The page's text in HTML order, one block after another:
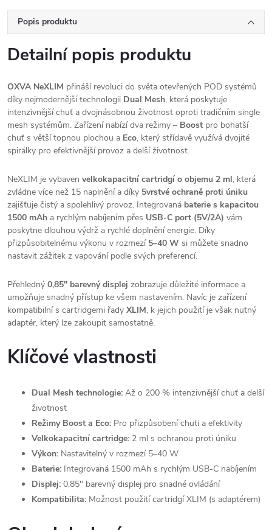
Popis produktu
Detailní popis produktu
OXVA NeXLIM přináší revoluci do světa otevřených POD systémů
díky nejmodernější technologii Dual Mesh, která poskytuje
intenzivnější chuť a dvojnásobnou životnost oproti tradičním single
mesh systémům. Zařízení nabízí dva režimy – Boost pro bohatší
chuť s větší topnou plochou a Eco, který střídavě využívá dvojité
spirálky pro efektivnější provoz a delší životnost.
NeXLIM je vybaven velkokapacitní cartridgí o objemu 2 ml, která
zvládne více než 15 naplnění a díky 5vrstvé ochraně proti úniku
zajišťuje čistý a spolehlivý provoz. Integrovaná baterie s kapacitou
1500 mAh a rychlým nabíjením přes USB-C port (5V/2A) vám
poskytne dlouhou výdrž a rychlé doplnění energie. Díky
přizpůsobitelnému výkonu v rozmezí 5–40 W si můžete snadno
nastavit zážitek z vapování podle svých preferencí.
Přehledný 0,85" barevný displej zobrazuje důležité informace a
umožňuje snadný přístup ke všem nastavením. Navíc je zařízení
kompatibilní s cartridgemi řady XLIM, k jejich použití je však nutný
adaptér, který lze zakoupit samostatně.
Klíčové vlastnosti
Dual Mesh technologie: Až o 200 % intenzivnější chuť a delší
životnost
Režimy Boost a Eco: Pro přizpůsobení chuti a efektivity
Velkokapacitní cartridge: 2 ml s ochranou proti úniku
Výkon: Nastavitelný v rozmezí 5–40 W
Baterie: Integrovaná 1500 mAh s rychlým USB-C nabíjením
Displej: 0,85" barevný displej pro snadné ovládání
Kompatibilita: Možnost použití cartridgí XLIM (s adaptérem)